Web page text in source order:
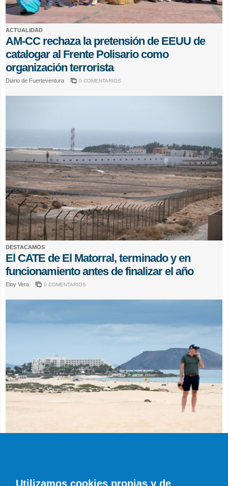
ACTUALIDAD
AM-CC rechaza la pretensión de EEUU de
catalogar al Frente Polisario como
organización terrorista
Diario de Fuerteventura 0 COMENTARIOS
DESTACAMOS
El CATE de El Matorral, terminado y en
funcionamiento antes de finalizar el año
Eloy Vera 0 COMENTARIOS
Utilizamos cookies propias y de